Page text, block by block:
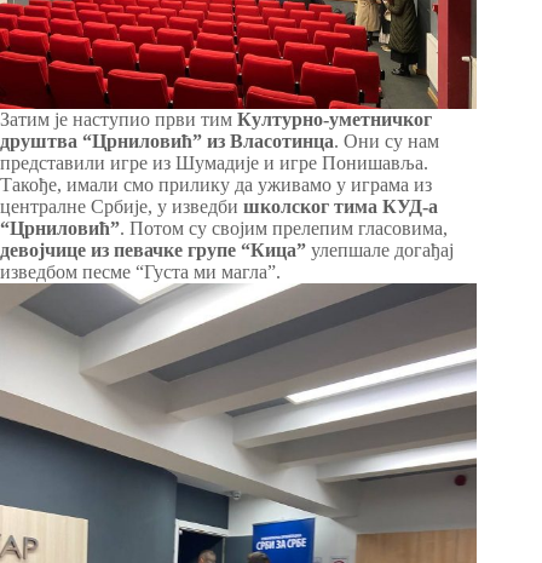
Затим је наступио први тим Културно-уметничког
друштва “Црниловић” из Власотинца. Они су нам
представили игре из Шумадије и игре Понишавља.
Такође, имали смо прилику да уживамо у играма из
централне Србије, у изведби школског тима КУД-а
“Црниловић”. Потом су својим прелепим гласовима,
девојчице из певачке групе “Кица” улепшале догађај
изведбом песме “Густа ми магла”.